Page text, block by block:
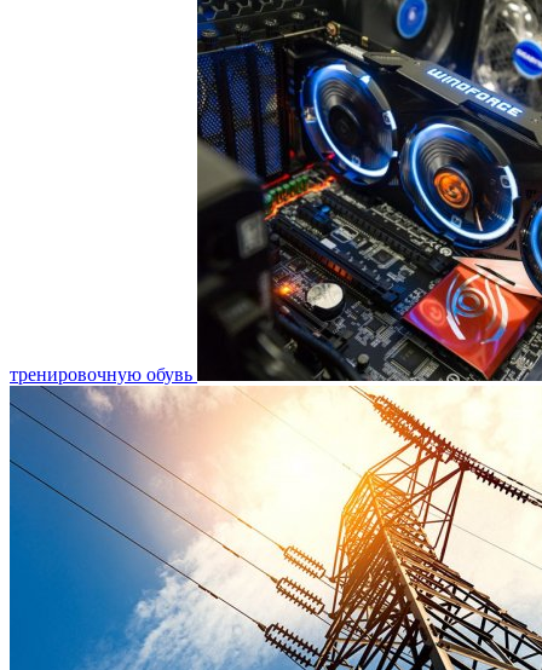
тренировочную обувь